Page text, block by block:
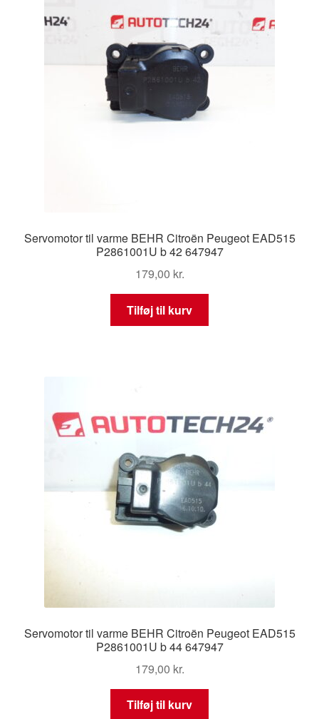
Servomotor til varme BEHR Citroën Peugeot EAD515
P2861001U b 42 647947
179,00 kr.
Tilføj til kurv
Servomotor til varme BEHR Citroën Peugeot EAD515
P2861001U b 44 647947
179,00 kr.
Tilføj til kurv